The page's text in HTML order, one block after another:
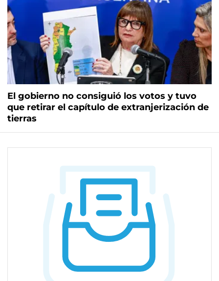
El gobierno no consiguió los votos y tuvo
que retirar el capítulo de extranjerización de
tierras